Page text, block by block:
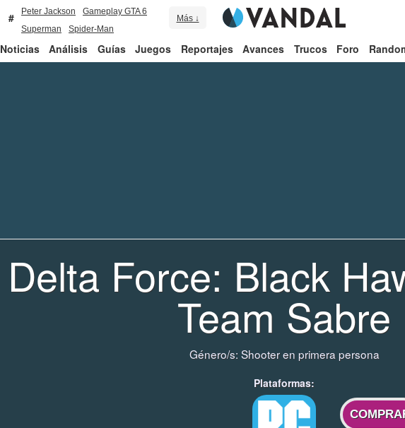
Peter Jackson
Gameplay GTA 6
Superman
Spider-Man
Más ↓
Noticias Análisis Guías Juegos Reportajes Avances Trucos Foro
Delta Force: Black
Team Sabre
Género/s: Shooter en primera persona
Plataformas: